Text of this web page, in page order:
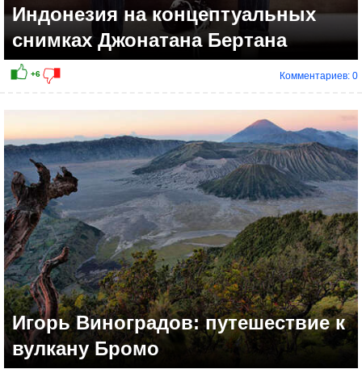
+7
Индонезия на концептуальных
снимках Джонатана Бертана
Комментариев: 0
Игорь Виноградов: путешествие к
вулкану Бромо